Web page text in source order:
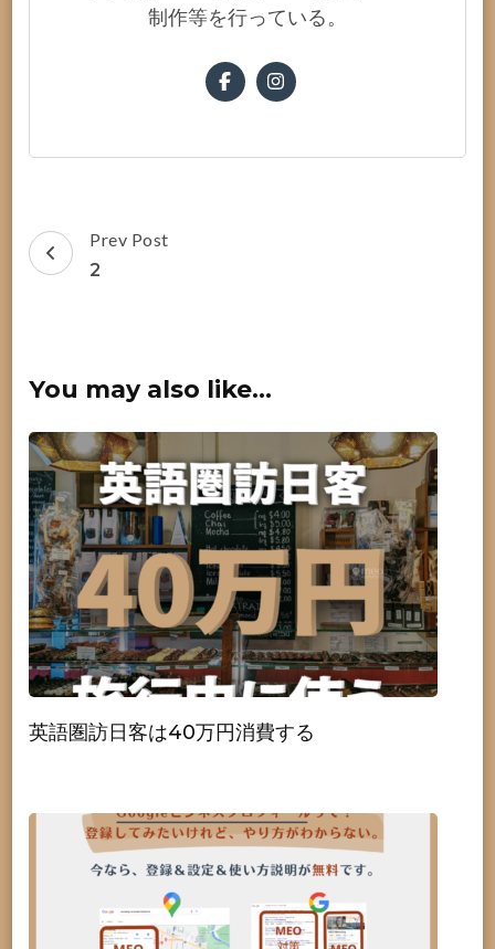
制作等を行っている。
Post
Navigation
Prev Post
2
You may also like...
英語圏訪日客は40万円消費する